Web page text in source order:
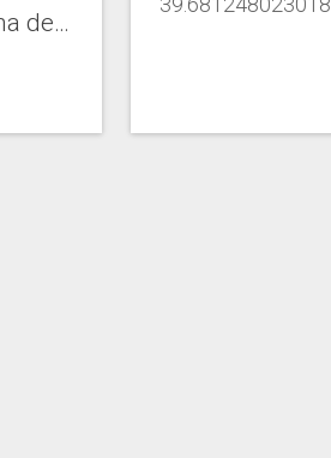
Se admiten animales en la zona de complejo vacacional